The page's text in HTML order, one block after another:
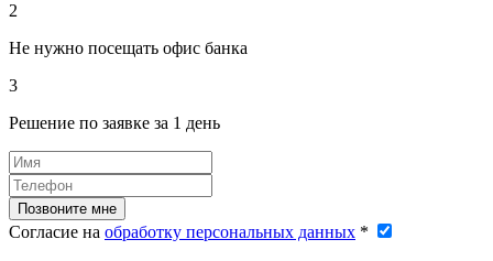
2
Не нужно посещать офис банка
3
Решение по заявке за 1 день
Позвоните мне
Согласие на обработку персональных данных *